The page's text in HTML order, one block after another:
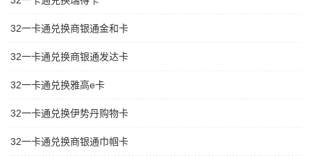
32一卡通兑换商银通金和卡
32一卡通兑换商银通发达卡
32一卡通兑换雅高e卡
32一卡通兑换伊势丹购物卡
32一卡通兑换商银通巾帼卡